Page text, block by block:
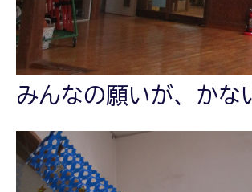
みんなの願いが、かな